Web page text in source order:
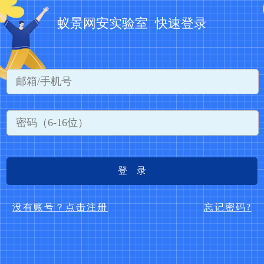
蚁景网安实验室 快速登录
登 录
没有账号？点击注册 忘记密码?